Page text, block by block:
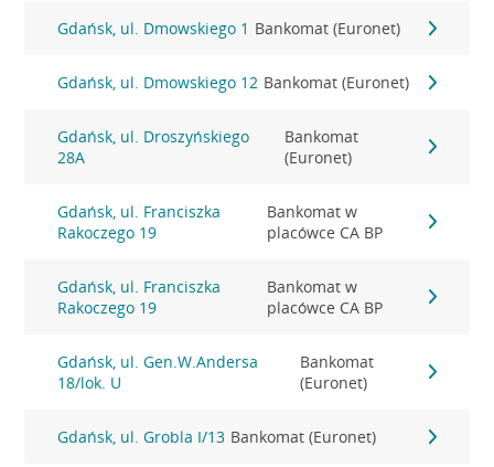
Gdańsk, ul. Dmowskiego 1 Bankomat (Euronet)
Gdańsk, ul. Dmowskiego 12 Bankomat (Euronet)
Gdańsk, ul. Droszyńskiego
28A
Bankomat
(Euronet)
Gdańsk, ul. Franciszka
Rakoczego 19
Bankomat w
placówce CA BP
Gdańsk, ul. Franciszka
Rakoczego 19
Bankomat w
placówce CA BP
Gdańsk, ul. Gen.W.Andersa
18/lok. U
Bankomat
(Euronet)
Gdańsk, ul. Grobla I/13 Bankomat (Euronet)